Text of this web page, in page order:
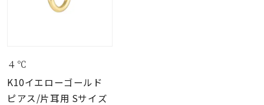
４℃
K10イエローゴールド
ピアス/片耳用 Sサイズ